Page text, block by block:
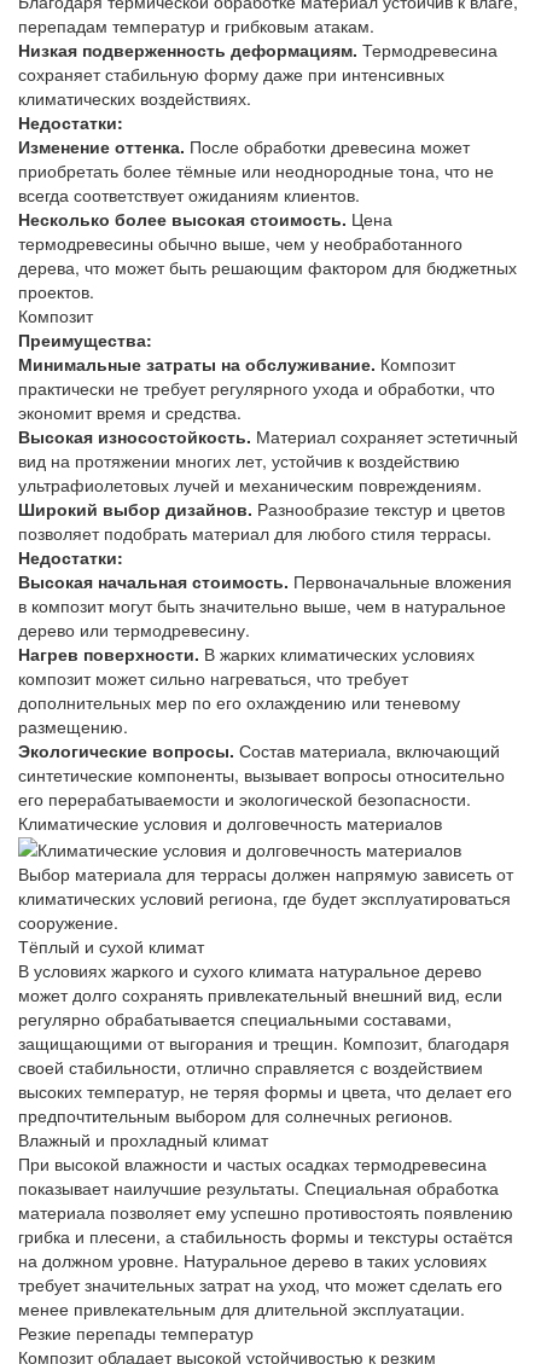
перепадам температур и грибковым атакам.
Низкая подверженность деформациям. Термодревесина
сохраняет стабильную форму даже при интенсивных
климатических воздействиях.
Недостатки:
Изменение оттенка. После обработки древесина может
приобретать более тёмные или неоднородные тона, что не
всегда соответствует ожиданиям клиентов.
Несколько более высокая стоимость. Цена
термодревесины обычно выше, чем у необработанного
дерева, что может быть решающим фактором для бюджетных
проектов.
Композит
Преимущества:
Минимальные затраты на обслуживание. Композит
практически не требует регулярного ухода и обработки, что
экономит время и средства.
Высокая износостойкость. Материал сохраняет эстетичный
вид на протяжении многих лет, устойчив к воздействию
ультрафиолетовых лучей и механическим повреждениям.
Широкий выбор дизайнов. Разнообразие текстур и цветов
позволяет подобрать материал для любого стиля террасы.
Недостатки:
Высокая начальная стоимость. Первоначальные вложения
в композит могут быть значительно выше, чем в натуральное
дерево или термодревесину.
Нагрев поверхности. В жарких климатических условиях
композит может сильно нагреваться, что требует
дополнительных мер по его охлаждению или теневому
размещению.
Экологические вопросы. Состав материала, включающий
синтетические компоненты, вызывает вопросы относительно
его перерабатываемости и экологической безопасности.
Климатические условия и долговечность материалов
Выбор материала для террасы должен напрямую зависеть от
климатических условий региона, где будет эксплуатироваться
сооружение.
Тёплый и сухой климат
В условиях жаркого и сухого климата натуральное дерево
может долго сохранять привлекательный внешний вид, если
регулярно обрабатывается специальными составами,
защищающими от выгорания и трещин. Композит, благодаря
своей стабильности, отлично справляется с воздействием
высоких температур, не теряя формы и цвета, что делает его
предпочтительным выбором для солнечных регионов.
Влажный и прохладный климат
При высокой влажности и частых осадках термодревесина
показывает наилучшие результаты. Специальная обработка
материала позволяет ему успешно противостоять появлению
грибка и плесени, а стабильность формы и текстуры остаётся
на должном уровне. Натуральное дерево в таких условиях
требует значительных затрат на уход, что может сделать его
менее привлекательным для длительной эксплуатации.
Резкие перепады температур
Композит обладает высокой устойчивостью к резким